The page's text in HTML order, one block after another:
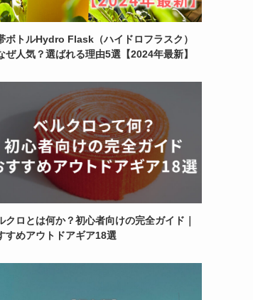
ボトルHydro Flask（ハイドロフラスク）
ぜ人気？選ばれる理由5選【2024年最新】
クロとは何か？初心者向けの完全ガイド｜
すめアウトドアギア18選